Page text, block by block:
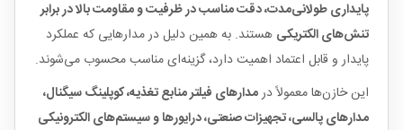
پایداری طولانی‌مدت، دقت مناسب در ظرفیت و مقاومت بالا در برابر
تنش‌های الکتریکی هستند. به همین دلیل در مدارهایی که عملکرد
پایدار و قابل اعتماد اهمیت دارد، گزینه‌ای مناسب محسوب می‌شوند.
این خازن‌ها معمولاً درمدارهای فیلتر منابع تغذیه، کوپلینگ سیگنال،
مدارهای پالسی، تجهیزات صنعتی، درایورها و سیستم‌های الکترونیکی